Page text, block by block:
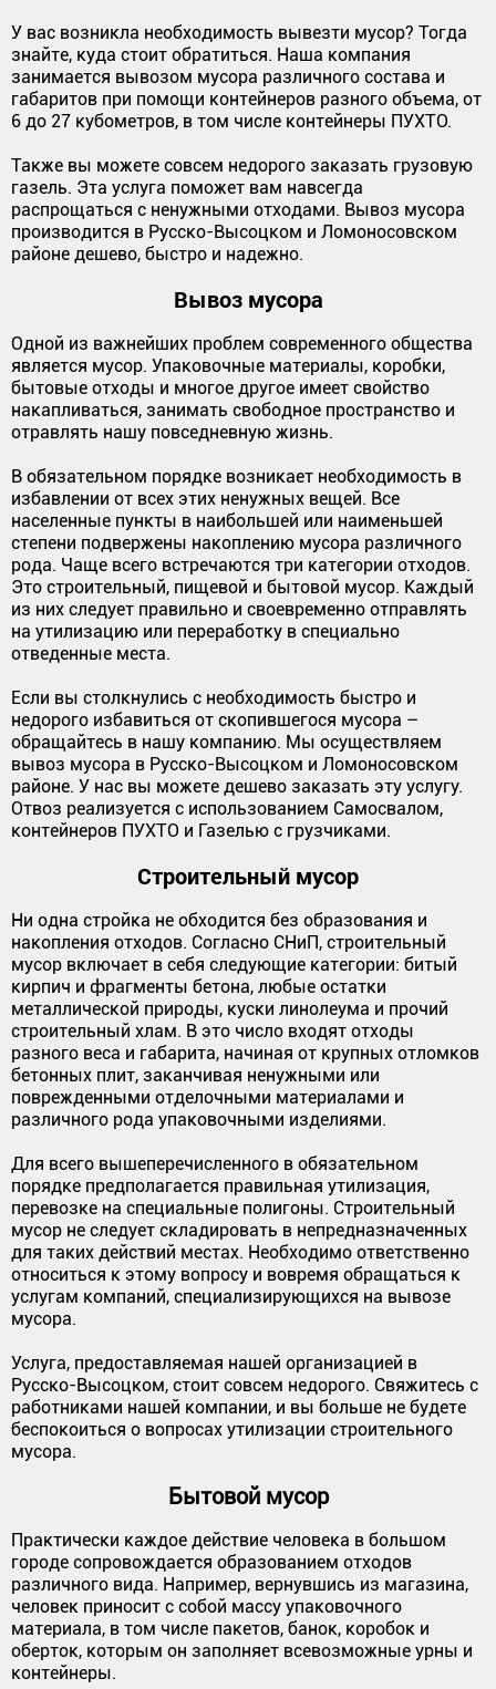
У вас возникла необходимость вывезти мусор? Тогда
знайте, куда стоит обратиться. Наша компания
занимается вывозом мусора различного состава и
габаритов при помощи контейнеров разного объема, от
6 до 27 кубометров, в том числе контейнеры ПУХТО.
Также вы можете совсем недорого заказать грузовую
газель. Эта услуга поможет вам навсегда
распрощаться с ненужными отходами. Вывоз мусора
производится в Русско-Высоцком и Ломоносовском
районе дешево, быстро и надежно.
Вывоз мусора
Одной из важнейших проблем современного общества
является мусор. Упаковочные материалы, коробки,
бытовые отходы и многое другое имеет свойство
накапливаться, занимать свободное пространство и
отравлять нашу повседневную жизнь.
В обязательном порядке возникает необходимость в
избавлении от всех этих ненужных вещей. Все
населенные пункты в наибольшей или наименьшей
степени подвержены накоплению мусора различного
рода. Чаще всего встречаются три категории отходов.
Это строительный, пищевой и бытовой мусор. Каждый
из них следует правильно и своевременно отправлять
на утилизацию или переработку в специально
отведенные места.
Если вы столкнулись с необходимость быстро и
недорого избавиться от скопившегося мусора –
обращайтесь в нашу компанию. Мы осуществляем
вывоз мусора в Русско-Высоцком и Ломоносовском
районе. У нас вы можете дешево заказать эту услугу.
Отвоз реализуется с использованием Самосвалом,
контейнеров ПУХТО и Газелью с грузчиками.
Строительный мусор
Ни одна стройка не обходится без образования и
накопления отходов. Согласно СНиП, строительный
мусор включает в себя следующие категории: битый
кирпич и фрагменты бетона, любые остатки
металлической природы, куски линолеума и прочий
строительный хлам. В это число входят отходы
разного веса и габарита, начиная от крупных отломков
бетонных плит, заканчивая ненужными или
поврежденными отделочными материалами и
различного рода упаковочными изделиями.
Для всего вышеперечисленного в обязательном
порядке предполагается правильная утилизация,
перевозке на специальные полигоны. Строительный
мусор не следует складировать в непредназначенных
для таких действий местах. Необходимо ответственно
относиться к этому вопросу и вовремя обращаться к
услугам компаний, специализирующихся на вывозе
мусора.
Услуга, предоставляемая нашей организацией в
Русско-Высоцком, стоит совсем недорого. Свяжитесь с
работниками нашей компании, и вы больше не будете
беспокоиться о вопросах утилизации строительного
мусора.
Бытовой мусор
Практически каждое действие человека в большом
городе сопровождается образованием отходов
различного вида. Например, вернувшись из магазина,
человек приносит с собой массу упаковочного
материала, в том числе пакетов, банок, коробок и
оберток, которым он заполняет всевозможные урны и
контейнеры.